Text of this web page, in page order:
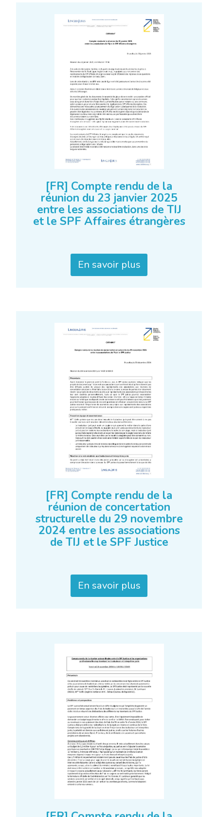
[FR] Compte rendu de la
réunion du 23 janvier 2025
entre les associations de TIJ
et le SPF Affaires étrangères
En savoir plus
[FR] Compte rendu de la
réunion de concertation
structurelle du 29 novembre
2024 entre les associations
de TIJ et le SPF Justice
En savoir plus